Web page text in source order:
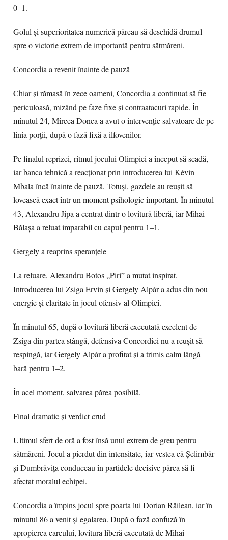
0–1.
Golul și superioritatea numerică păreau să deschidă drumul
spre o victorie extrem de importantă pentru sătmăreni.
Concordia a revenit înainte de pauză
Chiar și rămasă în zece oameni, Concordia a continuat să fie
periculoasă, mizând pe faze fixe și contraatacuri rapide. În
minutul 24, Mircea Donca a avut o intervenție salvatoare de pe
linia porții, după o fază fixă a ilfovenilor.
Pe finalul reprizei, ritmul jocului Olimpiei a început să scadă,
iar banca tehnică a reacționat prin introducerea lui Kévin
Mbala încă înainte de pauză. Totuși, gazdele au reușit să
lovească exact într-un moment psihologic important. În minutul
43, Alexandru Jipa a centrat dintr-o lovitură liberă, iar Mihai
Bălașa a reluat imparabil cu capul pentru 1–1.
Gergely a reaprins speranțele
La reluare, Alexandru Botos „Piri” a mutat inspirat.
Introducerea lui Zsiga Ervin și Gergely Alpár a adus din nou
energie și claritate în jocul ofensiv al Olimpiei.
În minutul 65, după o lovitură liberă executată excelent de
Zsiga din partea stângă, defensiva Concordiei nu a reușit să
respingă, iar Gergely Alpár a profitat și a trimis calm lângă
bară pentru 1–2.
În acel moment, salvarea părea posibilă.
Final dramatic și verdict crud
Ultimul sfert de oră a fost însă unul extrem de greu pentru
sătmăreni. Jocul a pierdut din intensitate, iar vestea că Șelimbăr
și Dumbrăvița conduceau în partidele decisive părea să fi
afectat moralul echipei.
Concordia a împins jocul spre poarta lui Dorian Răilean, iar în
minutul 86 a venit și egalarea. După o fază confuză în
apropierea careului, lovitura liberă executată de Mihai